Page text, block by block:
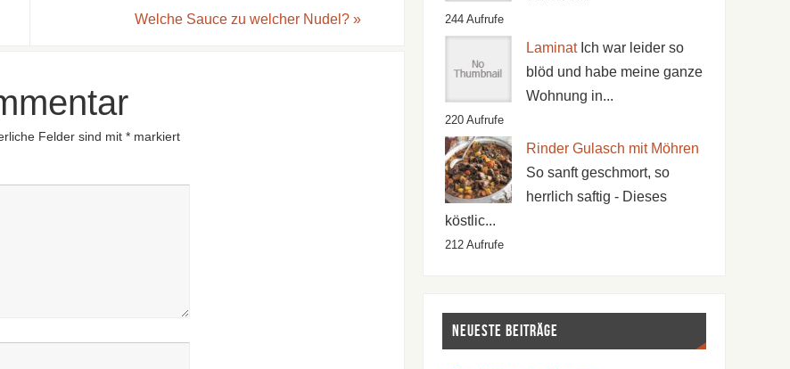
Welche Sauce zu welcher Nudel? »
Felder sind mit * markiert
244 Aufrufe
Laminat Ich war leider so
blöd und habe meine ganze
Wohnung in...
220 Aufrufe
Rinder Gulasch mit Möhren
So sanft geschmort, so
herrlich saftig - Dieses
köstlic...
212 Aufrufe
Neueste Beiträge